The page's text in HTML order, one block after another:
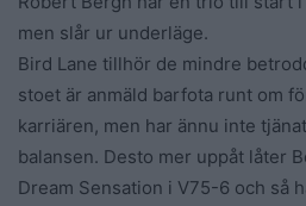
men slår ur underläge.
Bird Lane tillhör de mindre
stoet är anmäld barfota runt om
karriären, men har ännu inte
balansen. Desto mer uppåt låter
Dream Sensation i V75-6 och så